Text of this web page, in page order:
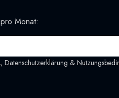
Monat:
Datenschutzerklärung &